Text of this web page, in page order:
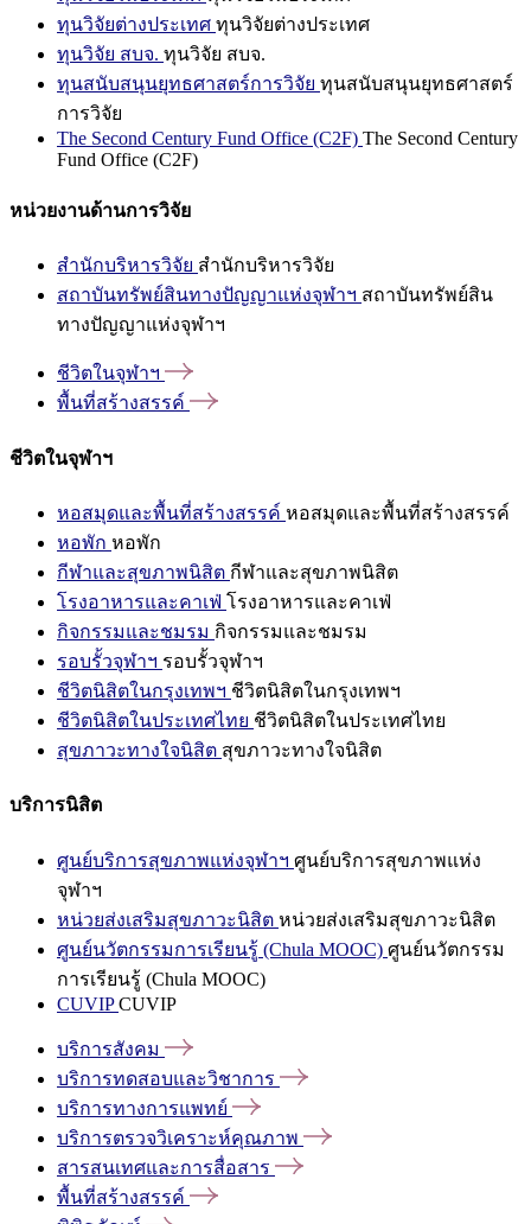
ทุนวิจัยต่างประเทศ ทุนวิจัยต่างประเทศ
ทุนวิจัย สบจ. ทุนวิจัย สบจ.
ทุนสนับสนุนยุทธศาสตร์การวิจัย ทุนสนับสนุนยุทธศาสตร์
การวิจัย
The Second Century Fund Office (C2F) The Second Century
Fund Office (C2F)
หน่วยงานด้านการวิจัย
สำนักบริหารวิจัย สำนักบริหารวิจัย
สถาบันทรัพย์สินทางปัญญาแห่งจุฬาฯ สถาบันทรัพย์สิน
ทางปัญญาแห่งจุฬาฯ
ชีวิตในจุฬาฯ
พื้นที่สร้างสรรค์
ชีวิตในจุฬาฯ
หอสมุดและพื้นที่สร้างสรรค์ หอสมุดและพื้นที่สร้างสรรค์
หอพัก หอพัก
กีฬาและสุขภาพนิสิต กีฬาและสุขภาพนิสิต
โรงอาหารและคาเฟ่ โรงอาหารและคาเฟ่
กิจกรรมและชมรม กิจกรรมและชมรม
รอบรั้วจุฬาฯ รอบรั้วจุฬาฯ
ชีวิตนิสิตในกรุงเทพฯ ชีวิตนิสิตในกรุงเทพฯ
ชีวิตนิสิตในประเทศไทย ชีวิตนิสิตในประเทศไทย
สุขภาวะทางใจนิสิต สุขภาวะทางใจนิสิต
บริการนิสิต
ศูนย์บริการสุขภาพแห่งจุฬาฯ ศูนย์บริการสุขภาพแห่ง
จุฬาฯ
หน่วยส่งเสริมสุขภาวะนิสิต หน่วยส่งเสริมสุขภาวะนิสิต
ศูนย์นวัตกรรมการเรียนรู้ (Chula MOOC) ศูนย์นวัตกรรม
การเรียนรู้ (Chula MOOC)
CUVIPCUVIP
บริการสังคม
บริการทดสอบและวิชาการ
บริการทางการแพทย์
บริการตรวจวิเคราะห์คุณภาพ
สารสนเทศและการสื่อสาร
พื้นที่สร้างสรรค์